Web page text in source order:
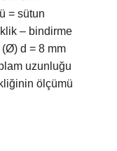
= sütun
– bindirme
(Ø) d = 8 mm
uzunluğu
ölçümü